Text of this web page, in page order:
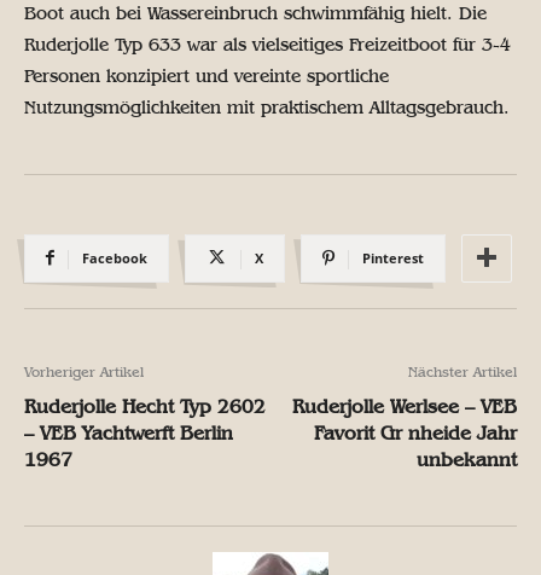
Boot auch bei Wassereinbruch schwimmfähig hielt. Die
Ruderjolle Typ 633 war als vielseitiges Freizeitboot für 3-4
Personen konzipiert und vereinte sportliche
Nutzungsmöglichkeiten mit praktischem Alltagsgebrauch.
Facebook X Pinterest
Vorheriger Artikel
Ruderjolle Hecht Typ 2602
– VEB Yachtwerft Berlin
1967
Nächster Artikel
Ruderjolle Werlsee – VEB
Favorit Gr nheide Jahr
unbekannt